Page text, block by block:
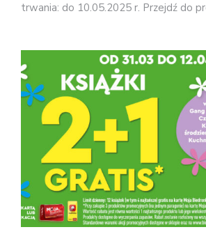
trwania: do 10.05.2025 r. Przejdź do